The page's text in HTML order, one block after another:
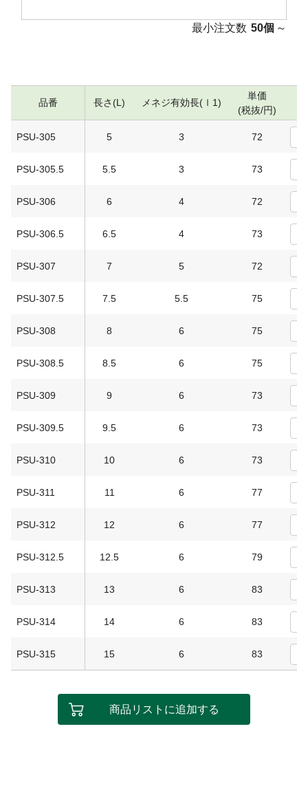
最小注文数 50個 ～
品番 長さ(L) メネジ有効長(ｌ1)
単価
(税抜/円)
PSU-305 5 3 72
PSU-305.5 5.5 3 73
PSU-306 6 4 72
PSU-306.5 6.5 4 73
PSU-307 7 5 72
PSU-307.5 7.5 5.5 75
PSU-308 8 6 75
PSU-308.5 8.5 6 75
PSU-309 9 6 73
PSU-309.5 9.5 6 73
PSU-310 10 6 73
PSU-311 11 6 77
PSU-312 12 6 77
PSU-312.5 12.5 6 79
PSU-313 13 6 83
PSU-314 14 6 83
PSU-315 15 6 83
商品リストに追加する